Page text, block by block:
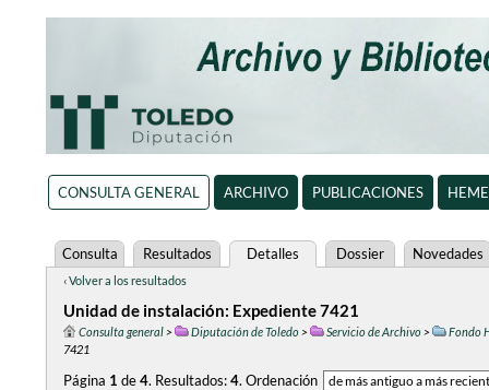
CONSULTA GENERAL ARCHIVO PUBLICACIONES
Consulta Resultados Detalles Dossier Novedades
‹ Volver a los resultados
Unidad de instalación: Expediente 7421
Consulta general> Diputación de Toledo> Servicio de Archivo>
Fondo
7421
Página 1 de4. Resultados:4. Ordenación